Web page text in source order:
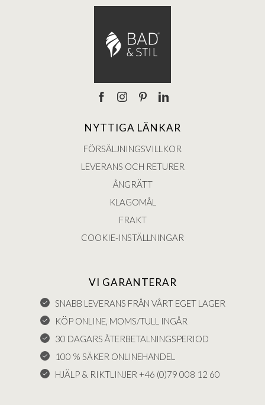
NYTTIGA LÄNKAR
FÖRSÄLJNINGSVILLKOR
LEVERANS OCH RETURER
ÅNGRÄTT
KLAGOMÅL
FRAKT
COOKIE-INSTÄLLNINGAR
VI GARANTERAR
SNABB LEVERANS FRÅN VÅRT EGET LAGER
KÖP ONLINE, MOMS/TULL INGÅR
30 DAGARS ÅTERBETALNINGSPERIOD
100 % SÄKER ONLINEHANDEL
HJÄLP & RIKTLINJER +46 (0)79 008 12 60